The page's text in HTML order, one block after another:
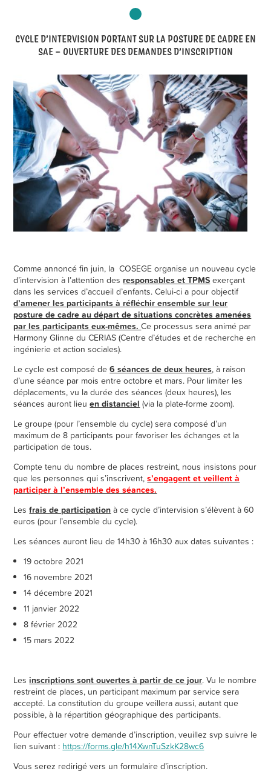
CYCLE D’INTERVISION PORTANT SUR LA POSTURE DE CADRE EN
SAE – OUVERTURE DES DEMANDES D’INSCRIPTION
Comme annoncé fin juin, la COSEGE organise un nouveau cycle
d’intervision à l’attention desresponsables et TPMS exerçant
dans les services d’accueil d’enfants. Celui-ci a pour objectif
d’amener les participants à réfléchir ensemble sur leur
posture de cadre au départ de situations concrètes amenées
par les participants eux-mêmes.Ce processus sera animé par
Harmony Glinne du CERIAS (Centre d’études et de recherche en
ingénierie et action sociales).
Le cycle est composé de6 séances de deux heures, à raison
d’une séance par mois entre octobre et mars. Pour limiter les
déplacements, vu la durée des séances (deux heures), les
séances auront lieuen distanciel (via la plate-forme zoom).
Le groupe (pour l’ensemble du cycle) sera composé d’un
maximum de 8 participants pour favoriser les échanges et la
participation de tous.
Compte tenu du nombre de places restreint, nous insistons pour
que les personnes qui s’inscrivent,s’engagent et veillent à
participer à l’ensemble des séances.
Lesfrais de participation à ce cycle d’intervision s’élèvent à 60
euros (pour l’ensemble du cycle).
Les séances auront lieu de 14h30 à 16h30 aux dates suivantes :
19 octobre 2021
16 novembre 2021
14 décembre 2021
11 janvier 2022
8 février 2022
15 mars 2022
Lesinscriptions sont ouvertes à partir de ce jour. Vu le nombre
restreint de places, un participant maximum par service sera
accepté. La constitution du groupe veillera aussi, autant que
possible, à la répartition géographique des participants.
Pour effectuer votre demande d’inscription, veuillez svp suivre le
lien suivant : https://forms.gle/h14XwnTuSzkK28wc6
Vous serez redirigé vers un formulaire d’inscription.